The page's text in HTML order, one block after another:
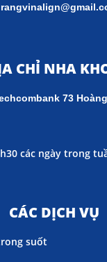
CHỈ NHA
73
các ngày trong
CÁC DỊCH VỤ
suốt